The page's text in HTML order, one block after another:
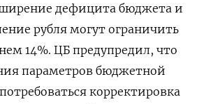
дефицита бюджета и
рубля могут ограничить
14%. ЦБ предупредил, что
параметров бюджетной
корректировка